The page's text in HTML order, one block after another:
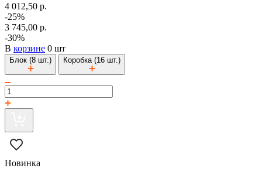
4 012,50 р.
-25%
3 745,00 р.
-30%
В корзине 0 шт
Блок (8 шт.) Коробка (16 шт.)
Новинка